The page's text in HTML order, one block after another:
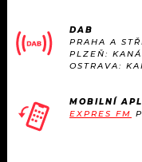
DAB
PRAHA A
PLZEŇ:
OSTRAVA:
MOBILNÍ
EXPRES FM